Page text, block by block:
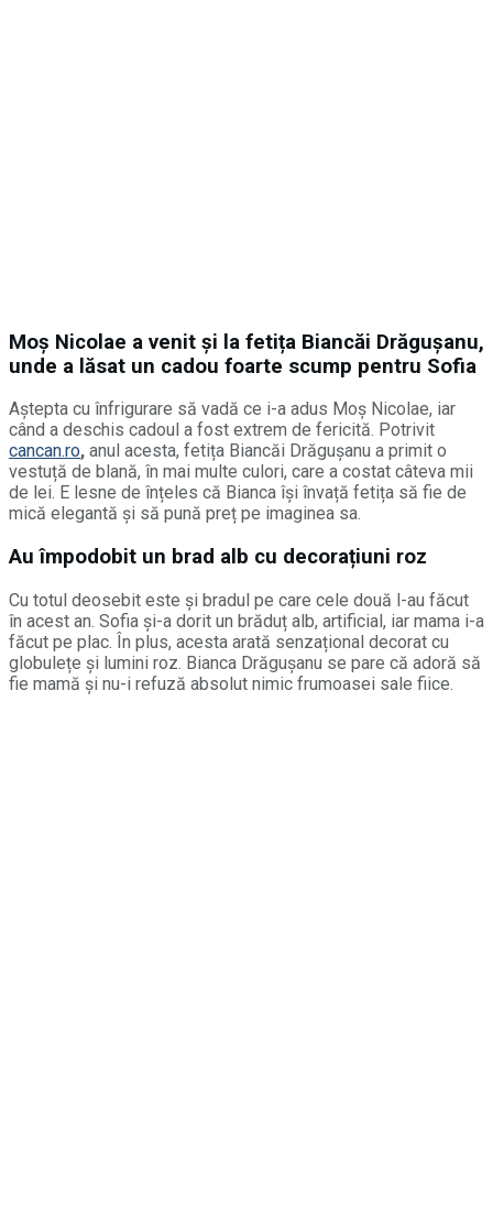
Moș Nicolae a venit și la fetița Biancăi Drăgușanu,
unde a lăsat un cadou foarte scump pentru Sofia
Aștepta cu înfrigurare să vadă ce i-a adus Moș Nicolae, iar
când a deschis cadoul a fost extrem de fericită. Potrivit
cancan.ro, anul acesta, fetița Biancăi Drăgușanu a primit o
vestuță de blană, în mai multe culori, care a costat câteva mii
de lei. E lesne de înțeles că Bianca își învață fetița să fie de
mică elegantă și să pună preț pe imaginea sa.
Au împodobit un brad alb cu decorațiuni roz
Cu totul deosebit este și bradul pe care cele două l-au făcut
în acest an. Sofia și-a dorit un brăduț alb, artificial, iar mama i-a
făcut pe plac. În plus, acesta arată senzațional decorat cu
globulețe și lumini roz. Bianca Drăgușanu se pare că adoră să
fie mamă și nu-i refuză absolut nimic frumoasei sale fiice.